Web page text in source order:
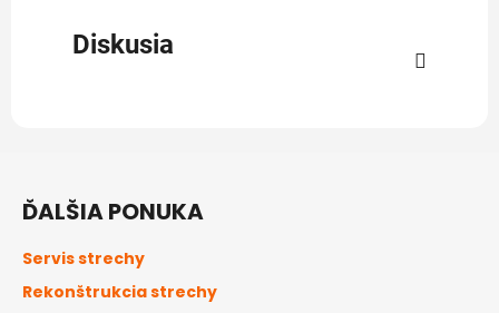
Diskusia
ĎALŠIA PONUKA
Servis strechy
Rekonštrukcia strechy